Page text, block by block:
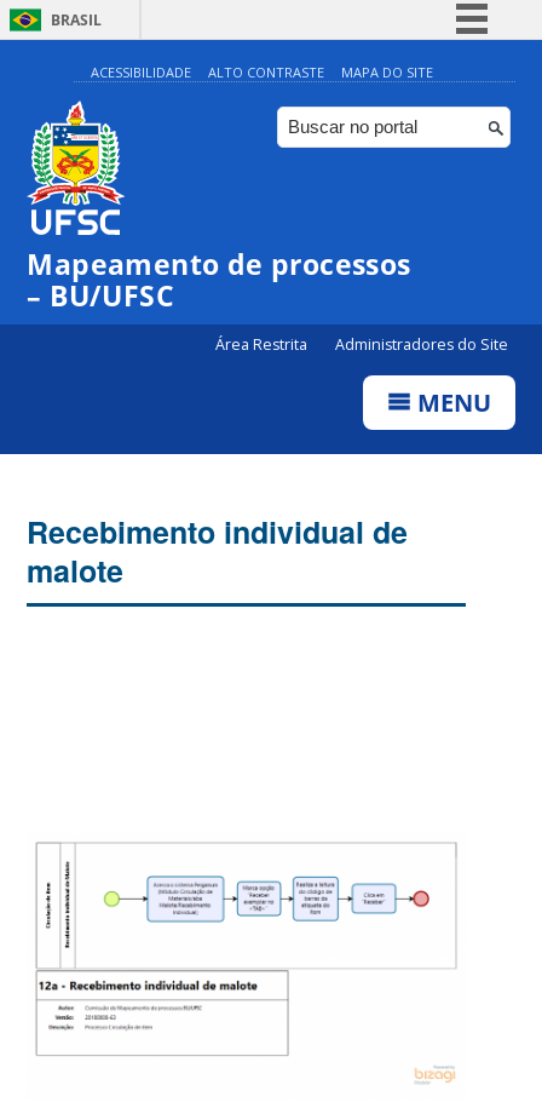
BRASIL
Simplifique!
Comunica BR
Participe
Canais
ACESSIBILIDADE ALTO CONTRASTE MAPA DO SITE
Mapeamento de processos
– BU/UFSC
Área Restrita Administradores do Site
MENU
Recebimento individual de
malote